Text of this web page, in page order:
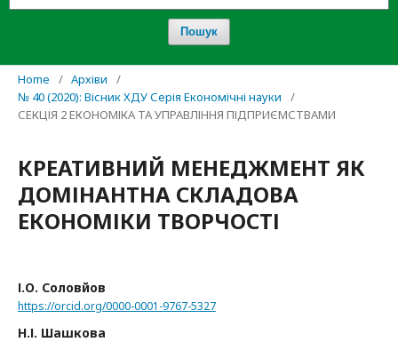
Пошук
Home / Архіви
/
№ 40 (2020): Вісник ХДУ Серія Економічні науки
/
СЕКЦІЯ 2 ЕКОНОМІКА ТА УПРАВЛІННЯ ПІДПРИЄМСТВАМИ
КРЕАТИВНИЙ МЕНЕДЖМЕНТ ЯК
ДОМІНАНТНА СКЛАДОВА
ЕКОНОМІКИ ТВОРЧОСТІ
І.О. Соловйов
https://orcid.org/0000-0001-9767-5327
Н.І. Шашкова